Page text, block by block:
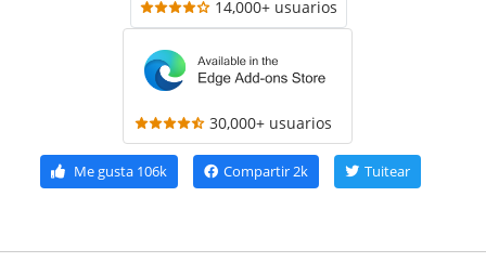
14,000+ usuarios
30,000+ usuarios
Me gusta106k Compartir2k Tuitear